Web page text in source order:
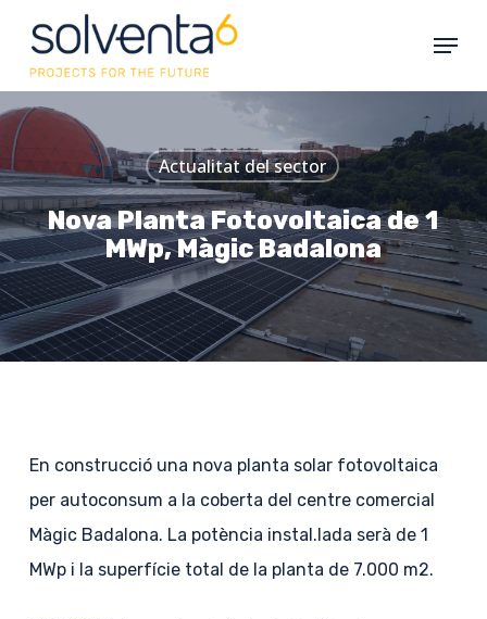
content
Menu
Actualitat del sector
Nova Planta Fotovoltaica de 1
MWp, Màgic Badalona
En construcció una nova planta solar fotovoltaica
per autoconsum a la coberta del centre comercial
Màgic Badalona. La potència instal.lada serà de 1
MWp i la superfície total de la planta de 7.000 m2.